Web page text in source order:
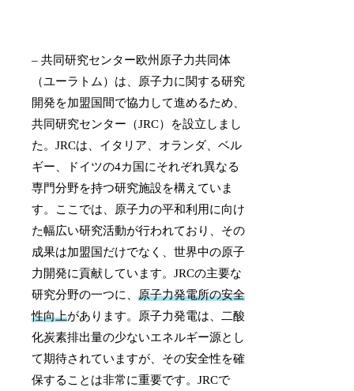
– 共同研究センター欧州原子力共同体
（ユーラトム）は、原子力に関する研究
開発を加盟国間で協力して進めるため、
共同研究センター（JRC）を設立しまし
た。JRCは、イタリア、オランダ、ベル
ギー、ドイツの4カ国にそれぞれ異なる
専門分野を持つ研究施設を構えていま
す。ここでは、原子力の平和利用に向け
た幅広い研究活動が行われており、その
成果は加盟国だけでなく、世界中の原子
力開発に貢献しています。JRCの主要な
研究分野の一つに、原子力発電所の安全
性向上があります。原子力発電は、二酸
化炭素排出量の少ないエネルギー源とし
て期待されていますが、その安全性を確
保することは非常に重要です。JRCで